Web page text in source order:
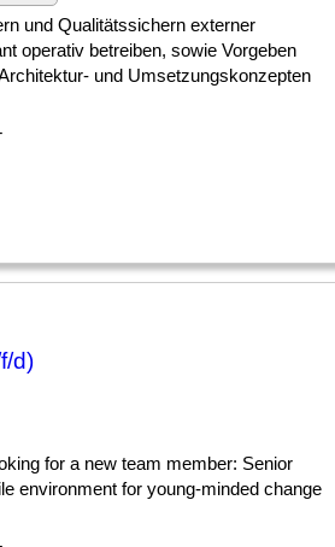
und Qualitätssichern externer
operativ betreiben, sowie Vorgeben
und Umsetzungskonzepten
d)
for a new team member: Senior
environment for young-minded change